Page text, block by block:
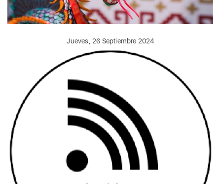
Jueves, 26 Septiembre 2024